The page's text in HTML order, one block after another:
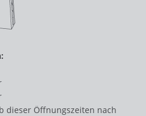
dieser Öffnungszeiten nach